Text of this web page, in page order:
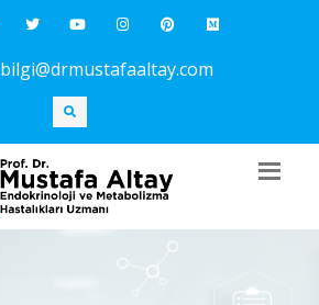
bilgi@drmustafaaltay.com